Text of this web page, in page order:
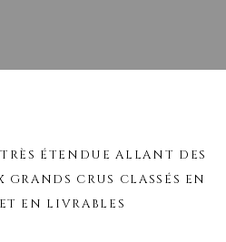
ÉTENDUE ALLANT DES
CRUS CLASSÉS EN
EN LIVRABLES